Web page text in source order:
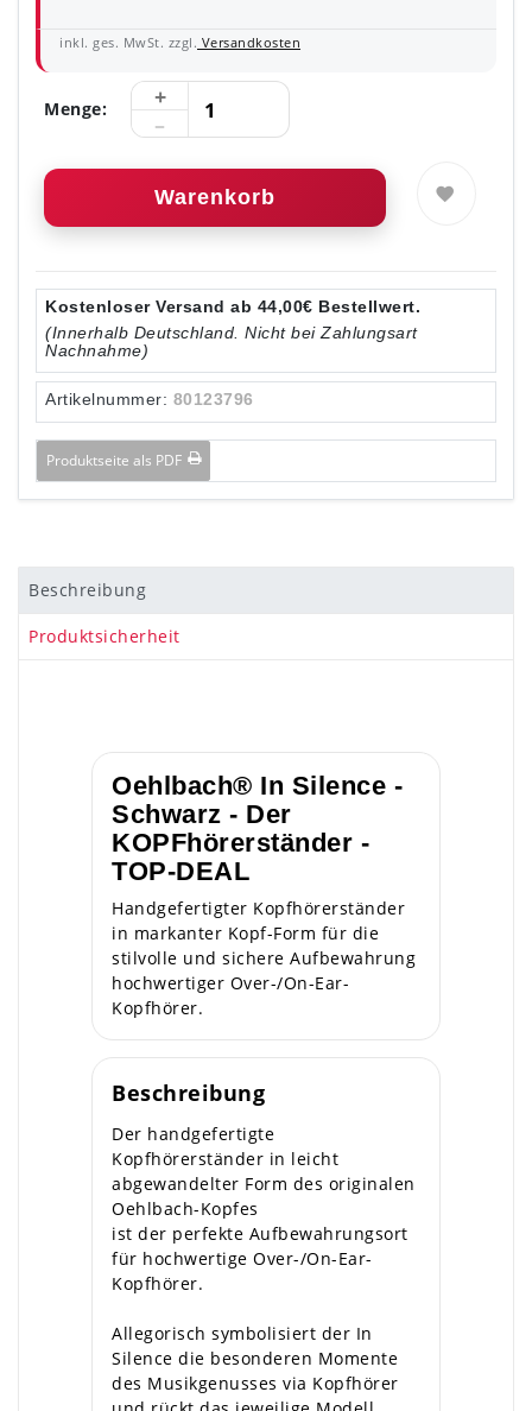
inkl. ges. MwSt. zzgl. Versandkosten
Menge:
Warenkorb
Kostenloser Versand ab 44,00€ Bestellwert.
(Innerhalb Deutschland. Nicht bei Zahlungsart
Nachnahme)
Artikelnummer: 80123796
Produktseite als PDF
Beschreibung
Produktsicherheit
Oehlbach® In Silence -
Schwarz - Der
KOPFhörerständer -
TOP-DEAL
Handgefertigter Kopfhörerständer
in markanter Kopf-Form für die
stilvolle und sichere Aufbewahrung
hochwertiger Over-/On-Ear-
Kopfhörer.
Beschreibung
Der handgefertigte
Kopfhörerständer in leicht
abgewandelter Form des originalen
Oehlbach-Kopfes
ist der perfekte Aufbewahrungsort
für hochwertige Over-/On-Ear-
Kopfhörer.
Allegorisch symbolisiert der In
Silence die besonderen Momente
des Musikgenusses via Kopfhörer